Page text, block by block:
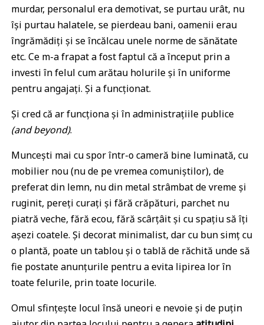
murdar, personalul era demotivat, se purtau urât, nu
își purtau halatele, se pierdeau bani, oamenii erau
îngrămădiți și se încălcau unele norme de sănătate
etc. Ce m-a frapat a fost faptul că a început prin a
investi în felul cum arătau holurile și în uniforme
pentru angajați. Și a funcționat.
Și cred că ar funcționa și în administrațiile publice
(and beyond).
Muncești mai cu spor într-o cameră bine luminată, cu
mobilier nou (nu de pe vremea comuniștilor), de
preferat din lemn, nu din metal strâmbat de vreme și
ruginit, pereți curați și fără crăpături, parchet nu
piatră veche, fără ecou, fără scârțâit și cu spațiu să îți
așezi coatele. Și decorat minimalist, dar cu bun simț cu
o plantă, poate un tablou și o tablă de răchită unde să
fie postate anunțurile pentru a evita lipirea lor în
toate felurile, prin toate locurile.
Omul sfințește locul însă uneori e nevoie și de puțin